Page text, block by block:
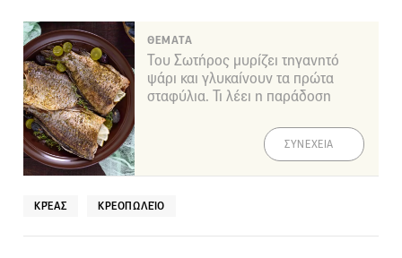
ΘΕΜΑΤΑ
Του Σωτήρος μυρίζει τηγανητό
ψάρι και γλυκαίνουν τα πρώτα
σταφύλια. Τι λέει η παράδοση
ΣΥΝΕΧΕΙΑ
ΚΡΈΑΣ ΚΡΕΟΠΩΛΕΊΟ